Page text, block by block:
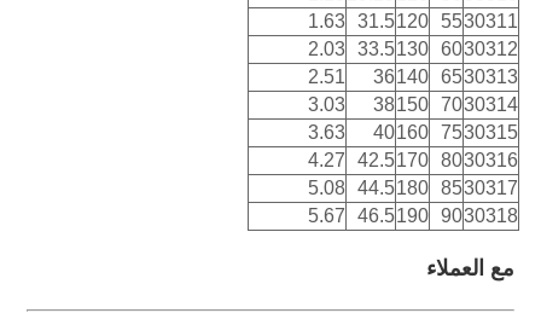
30311
55
120
31.5
1.63
30312
60
130
33.5
2.03
30313
65
140
36
2.51
30314
70
150
38
3.03
30315
75
160
40
3.63
30316
80
170
42.5
4.27
30317
85
180
44.5
5.08
30318
90
190
46.5
5.67
مع العملاء